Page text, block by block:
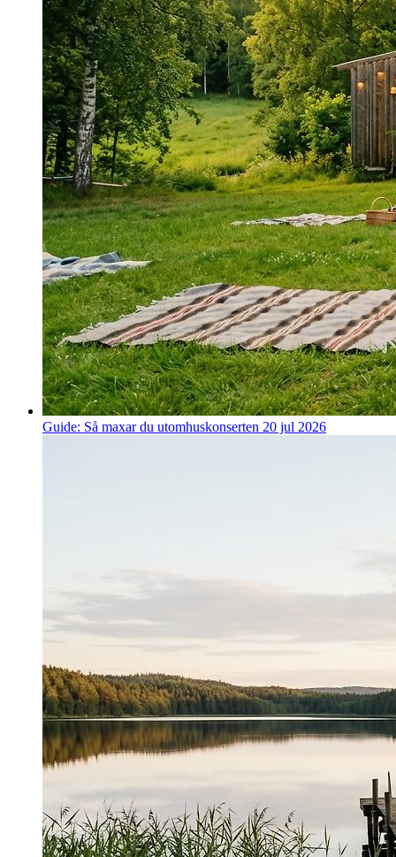
Guide: Så maxar du utomhuskonserten 20 jul 2026